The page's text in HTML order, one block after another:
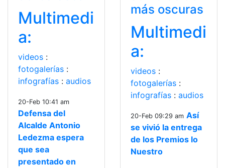
Multimedi
a:
videos :
fotogalerías :
infografías : audios
20-Feb 10:41 am
Defensa del
Alcalde Antonio
Ledezma espera
que sea
presentado en
más oscuras
Multimedi
a:
videos :
fotogalerías :
infografías : audios
20-Feb 09:29 am Así
se vivió la entrega
de los Premios lo
Nuestro